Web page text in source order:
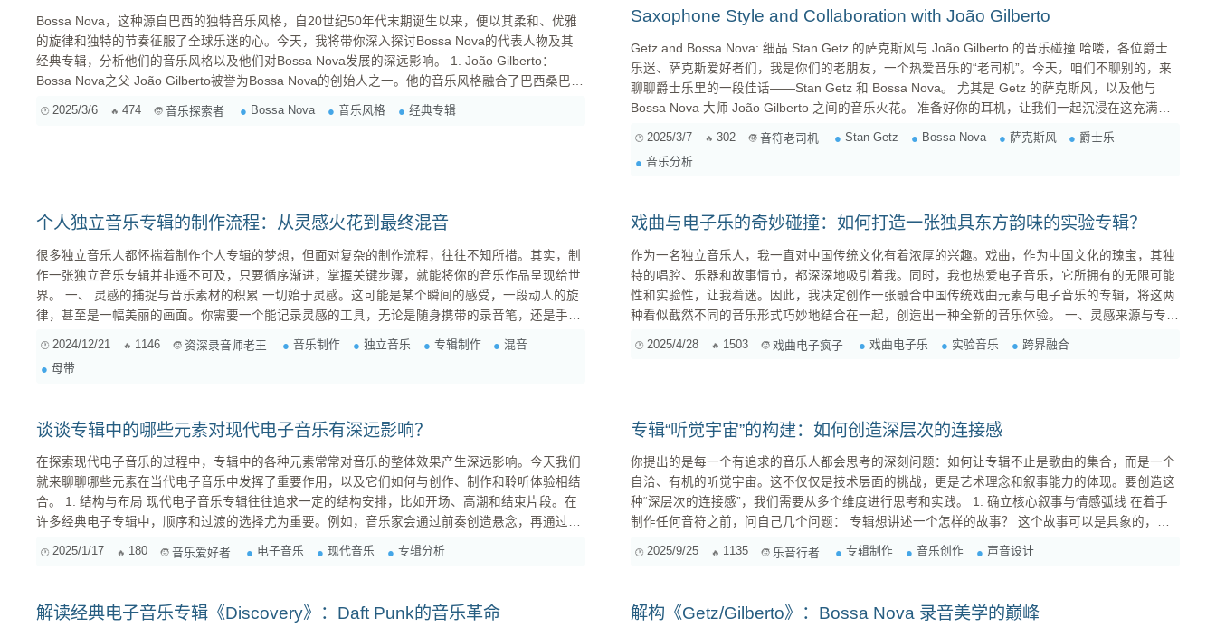
Bossa Nova，这种源自巴西的独特音乐风格，自20世纪50年代末期诞生以来，便以其柔和、优雅
的旋律和独特的节奏征服了全球乐迷的心。今天，我将带你深入探讨Bossa Nova的代表人物及其
经典专辑，分析他们的音乐风格以及他们对Bossa Nova发展的深远影响。 1. João Gilberto：
Bossa Nova之父 João Gilberto被誉为Bossa Nova的创始人之一。他的音乐风格融合了巴西桑巴的
节奏和爵士乐的即兴，创造出一种全新的声音。1958年，他与Antônio Carlos Jobim合作的专辑
2025/3/6 474 音乐探索者 Bossa Nova 音乐风格 经典专辑
Saxophone Style and Collaboration with João Gilberto
Getz and Bossa Nova: 细品 Stan Getz 的萨克斯风与 João Gilberto 的音乐碰撞 哈喽，各位爵士
乐迷、萨克斯爱好者们，我是你们的老朋友，一个热爱音乐的“老司机”。今天，咱们不聊别的，来
聊聊爵士乐里的一段佳话——Stan Getz 和 Bossa Nova。 尤其是 Getz 的萨克斯风，以及他与
Bossa Nova 大师 João Gilberto 之间的音乐火花。 准备好你的耳机，让我们一起沉浸在这充满阳
光、沙滩和微醺的音乐世界里吧！ 一、Getz 的“冷”与 Bossa Nova 的“热”：一种奇妙的化学反应...
2025/3/7 302 音符老司机 Stan Getz Bossa Nova 萨克斯风
爵士乐
音乐分析
个人独立音乐专辑的制作流程：从灵感火花到最终混音
很多独立音乐人都怀揣着制作个人专辑的梦想，但面对复杂的制作流程，往往不知所措。其实，制
作一张独立音乐专辑并非遥不可及，只要循序渐进，掌握关键步骤，就能将你的音乐作品呈现给世
界。 一、 灵感的捕捉与音乐素材的积累 一切始于灵感。这可能是某个瞬间的感受，一段动人的旋
律，甚至是一幅美丽的画面。你需要一个能记录灵感的工具，无论是随身携带的录音笔，还是手机
奏、人声录音、音效采样等等。记住，高质量的素材是制作优秀专辑的基础。 ...
2024/12/21 1146 资深录音师老王 音乐制作 独立音乐 专辑制作
混音
母带
戏曲与电子乐的奇妙碰撞：如何打造一张独具东方韵味的实验专辑？
作为一名独立音乐人，我一直对中国传统文化有着浓厚的兴趣。戏曲，作为中国文化的瑰宝，其独
特的唱腔、乐器和故事情节，都深深地吸引着我。同时，我也热爱电子音乐，它所拥有的无限可能
性和实验性，让我着迷。因此，我决定创作一张融合中国传统戏曲元素与电子音乐的专辑，将这两
种看似截然不同的音乐形式巧妙地结合在一起，创造出一种全新的音乐体验。 一、灵感来源与专辑
腔和节奏感瞬间击中了我。我开始思考，如果将这种传统的音乐元素与现代的电子音乐相结合，会
2025/4/28 1503 戏曲电子疯子 戏曲电子乐 实验音乐 跨界融合
谈谈专辑中的哪些元素对现代电子音乐有深远影响？
在探索现代电子音乐的过程中，专辑中的各种元素常常对音乐的整体效果产生深远影响。今天我们
就来聊聊哪些元素在当代电子音乐中发挥了重要作用，以及它们如何与创作、制作和聆听体验相结
合。 1. 结构与布局 现代电子音乐专辑往往追求一定的结构安排，比如开场、高潮和结束片段。在
许多经典电子专辑中，顺序和过渡的选择尤为重要。例如，音乐家会通过前奏创造悬念，再通过渐
进的节奏引入高潮，最后通过逐渐减去元素来结束。这种结构不仅提高了听觉的连贯性，还能增强
作品的情感表达。 2. 采样与重混 采样是电子音乐制作中常用的技术，通过从其他音乐片段...
2025/1/17 180 音乐爱好者 电子音乐 现代音乐 专辑分析
专辑“听觉宇宙”的构建：如何创造深层次的连接感
你提出的是每一个有追求的音乐人都会思考的深刻问题：如何让专辑不止是歌曲的集合，而是一个
自洽、有机的听觉宇宙。这不仅仅是技术层面的挑战，更是艺术理念和叙事能力的体现。要创造这
种“深层次的连接感”，我们需要从多个维度进行思考和实践。 1. 确立核心叙事与情感弧线 在着手
制作任何音符之前，问自己几个问题： 专辑想讲述一个怎样的故事？ 这个故事可以是具象的，也
可以是抽象的情绪演变。它不必有明确的人物和情节，但要有一个清晰的起点、发展和终点。 专辑
2025/9/25 1135 乐音行者 专辑制作 音乐创作 声音设计
解读经典电子音乐专辑《Discovery》：Daft Punk的音乐革命 解构《Getz/Gilberto》：Bossa Nova 录音美学的巅峰